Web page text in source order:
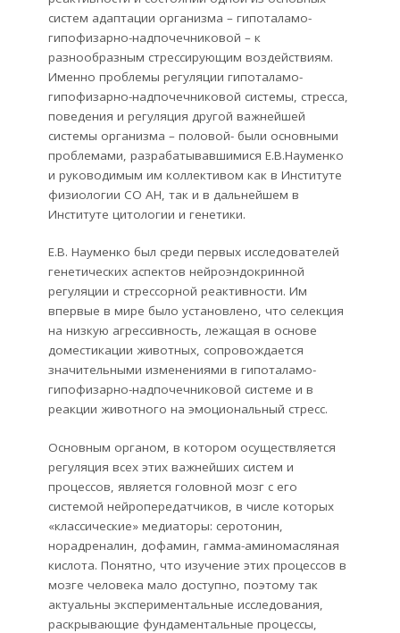
систем адаптации организма – гипоталамо-
гипофизарно-надпочечниковой – к
разнообразным стрессирующим воздействиям.
Именно проблемы регуляции гипоталамо-
гипофизарно-надпочечниковой системы, стресса,
поведения и регуляция другой важнейшей
системы организма – половой- были основными
проблемами, разрабатывавшимися Е.В.Науменко
и руководимым им коллективом как в Институте
физиологии СО АН, так и в дальнейшем в
Институте цитологии и генетики.
Е.В. Науменко был среди первых исследователей
генетических аспектов нейроэндокринной
регуляции и стрессорной реактивности. Им
впервые в мире было установлено, что селекция
на низкую агрессивность, лежащая в основе
доместикации животных, сопровождается
значительными изменениями в гипоталамо-
гипофизарно-надпочечниковой системе и в
реакции животного на эмоциональный стресс.
Основным органом, в котором осуществляется
регуляция всех этих важнейших систем и
процессов, является головной мозг с его
системой нейропередатчиков, в числе которых
«классические» медиаторы: серотонин,
норадреналин, дофамин, гамма-аминомасляная
кислота. Понятно, что изучение этих процессов в
мозге человека мало доступно, поэтому так
актуальны экспериментальные исследования,
раскрывающие фундаментальные процессы,